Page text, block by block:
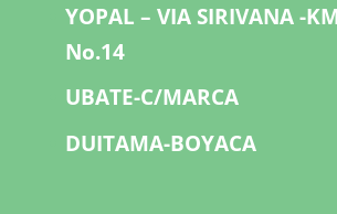
YOPAL – VIA SIRIVANA -
No.14
UBATE-C/MARCA
DUITAMA-BOYACA